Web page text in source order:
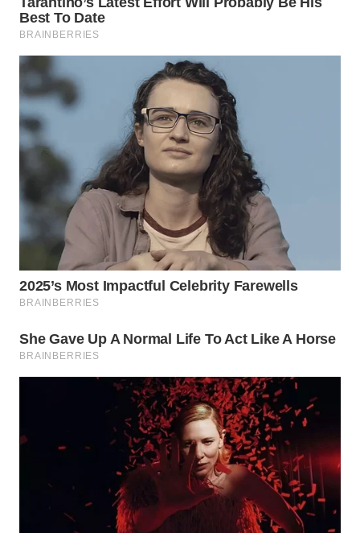
GORONTALO
SULUT
WN
MALUKU
MALUT
WN
DANAU
LANGKAT
WN
SELATAN